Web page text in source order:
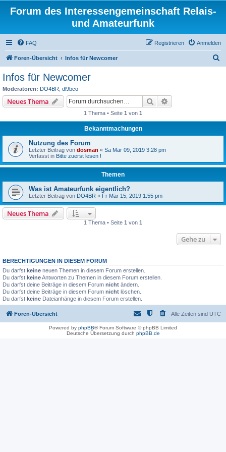
Forum des Interessengemeinschaft Relais-
und Amateurfunk
FAQ Anmelden
Registrieren
Foren-Übersicht Infos für Newcomer
Infos für Newcomer
Moderatoren: DO4BR dl9bco
Neues Thema Suche
1 Thema • Seite 1 von 1
Bekanntmachungen
Nutzung des Forum
Letzter Beitrag von dosman « Sa Mär 09, 2019 3:28 pm
Verfasst in Bitte zuerst lesen !
Themen
Was ist Amateurfunk eigentlich?
Letzter Beitrag von DO4BR « Fr Mär 15, 2019 1:55 pm
Neues Thema
1 Thema • Seite 1 von 1
Gehe zu
BERECHTIGUNGEN IN DIESEM FORUM
Du darfst keine neuen Themen in diesem Forum erstellen.
Du darfst keineAntworten zu Themen in diesem Forum erstellen.
Du darfst deine Beiträge in diesem Forum nicht ändern.
Du darfst deine Beiträge in diesem Forum nicht löschen.
Du darfst keine Dateianhänge in diesem Forum erstellen.
Foren-Übersicht Alle Zeiten sind UTC
Powered by phpBB® Forum Software © phpBB Limited
Deutsche Übersetzung durch phpBB.de